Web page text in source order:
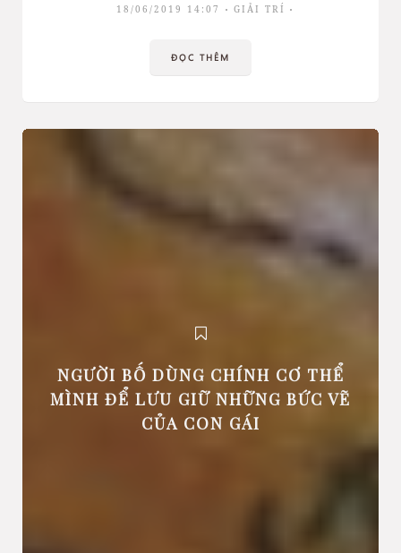
18/06/2019 14:07 GIẢI TRÍ
ĐỌC THÊM
NGƯỜI BỐ DÙNG CHÍNH CƠ THỂ
MÌNH ĐỂ LƯU GIỮ NHỮNG BỨC VẼ
CỦA CON GÁI